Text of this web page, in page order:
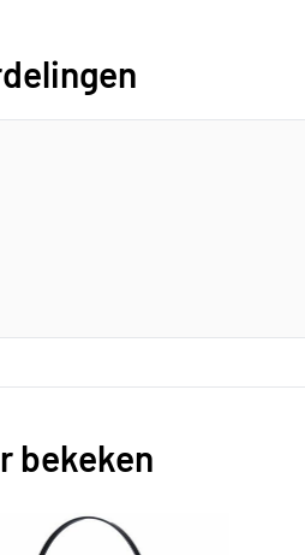
bekeken